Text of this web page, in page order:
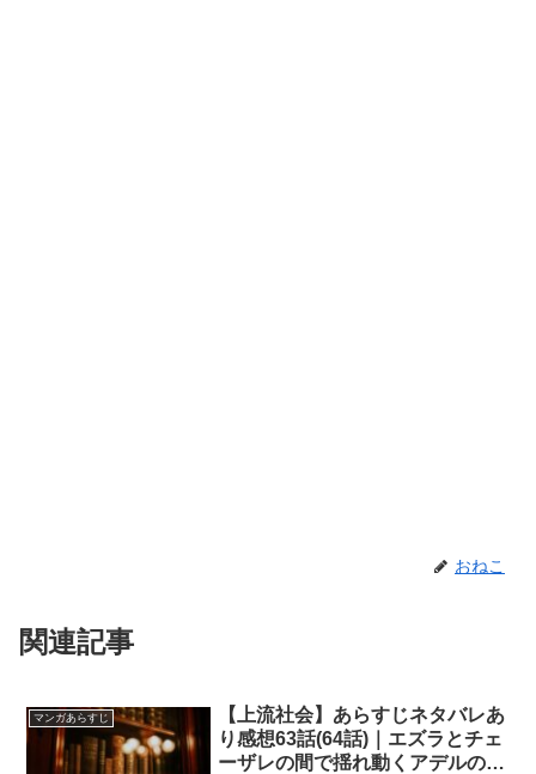
おねこ
関連記事
マンガあらすじ
【上流社会】あらすじネタバレあ
り感想63話(64話)｜エズラとチェ
ーザレの間で揺れ動くアデルの葛